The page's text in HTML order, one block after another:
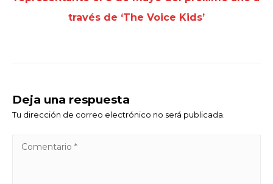
través de ‘The Voice Kids’
Deja una respuesta
Tu dirección de correo electrónico no será publicada.